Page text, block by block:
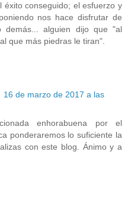
éxito conseguido; el esfuerzo y
nos hace disfrutar de
demás... alguien dijo que "al
que más piedras le tiran".
16 de marzo de 2017 a las
enhorabuena por el
ponderaremos lo suficiente la
con este blog. Ánimo y a